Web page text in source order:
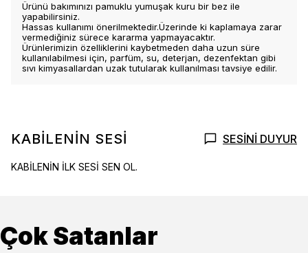
Ürünü bakımınızı pamuklu yumuşak kuru bir bez ile
yapabilirsiniz.
Hassas kullanımı önerilmektedir.Üzerinde ki kaplamaya zarar
vermediğiniz sürece kararma yapmayacaktır.
Ürünlerimizin özelliklerini kaybetmeden daha uzun süre
kullanılabilmesi için, parfüm, su, deterjan, dezenfektan gibi
sıvı kimyasallardan uzak tutularak kullanılması tavsiye edilir.
KABİLENİN SESİ SESİNİ DUYUR
KABİLENİN İLK SESİ SEN OL.
Çok Satanlar